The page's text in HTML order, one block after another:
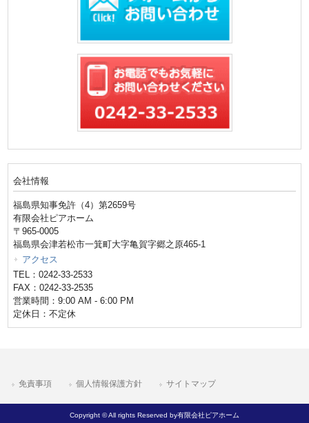
会社情報
福島県知事免許（4）第2659号
有限会社ピアホーム
〒965-0005
福島県会津若松市一箕町大字亀賀字郷之原465-1
アクセス
TEL：0242-33-2533
FAX：0242-33-2535
営業時間：9:00 AM - 6:00 PM
定休日：不定休
免責事項 個人情報保護方針 サイトマップ
Copyright © All rights Reserved by有限会社ピアホーム